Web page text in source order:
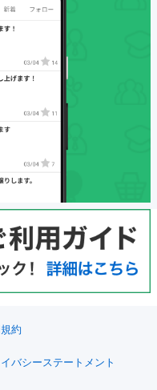
約
バシーステートメント